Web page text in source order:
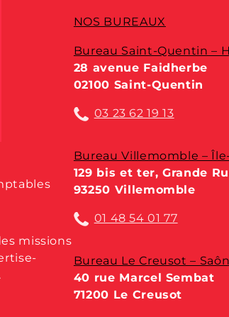
missions
NOS BUREAUX
Bureau Saint-Quentin –
28 avenue Faidherbe
02100 Saint-Quentin
03 23 62 19 13
Bureau Villemomble –
129 bis et ter, Grande
93250 Villemomble
01 48 54 01 77
Bureau Le Creusot –
40 rue Marcel Sembat
71200 Le Creusot